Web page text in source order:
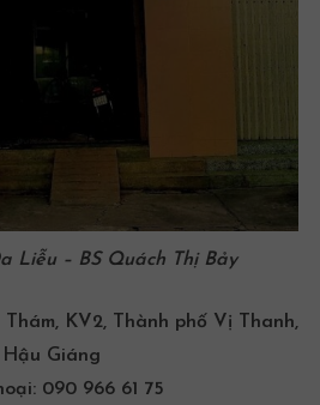
Liễu – BS Quách Thị Bảy
Thám, KV2, Thành phố Vị Thanh,
Hậu Giáng
090 966 61 75